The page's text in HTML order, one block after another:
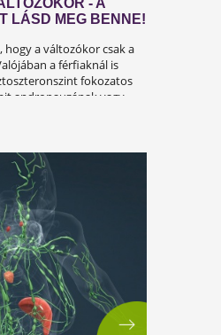
KERÜLD EL AZ
ŐRÜLETET!
lehet jól csinálni!
tovább a tippekért!